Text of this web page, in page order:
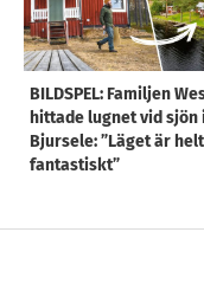
BILDSPEL: Familjen
hittade lugnet vid sjön
Bjursele: ”Läget är helt
fantastiskt”